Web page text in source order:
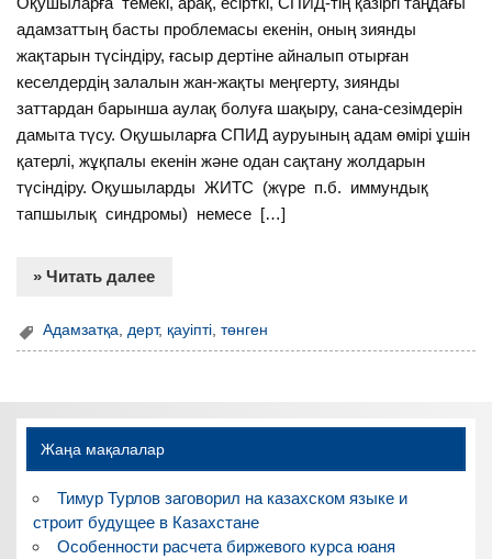
адамзаттың басты проблемасы екенін, оның зиянды
жақтарын түсіндіру, ғасыр дертіне айналып отырған
кеселдердің залалын жан-жақты меңгерту, зиянды
заттардан барынша аулақ болуға шақыру, сана-сезімдерін
дамыта түсу. Оқушыларға СПИД ауруының адам өмірі ұшін
қатерлі, жұқпалы екенін және одан сақтану жолдарын
түсіндіру. Оқушыларды ЖИТС (жүре п.б. иммундық
тапшылық синдромы) немесе […]
» Читать далее
Адамзатқа,дерт, қауіпті,төнген
Жаңа мақалалар
Тимур Турлов заговорил на казахском языке и
строит будущее в Казахстане
Особенности расчета биржевого курса юаня